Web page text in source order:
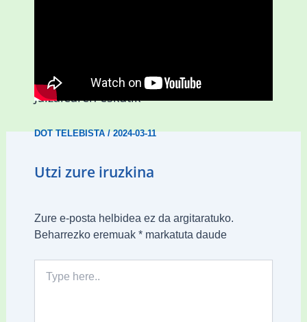
D3.0| Hiruzulo Folk jaialdia
Jaizalearen eskutik
DOT TELEBISTA/2024-03-11
Utzi zure iruzkina
Zure e-posta helbidea ez da argitaratuko.
Beharrezko eremuak *markatuta daude
here..